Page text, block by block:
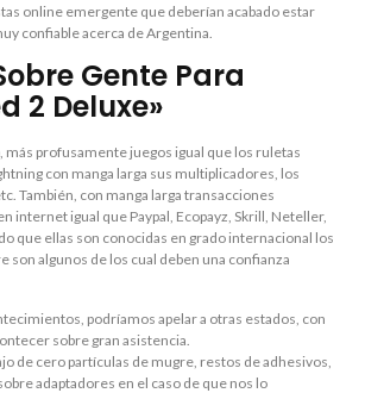
online emergente que deberían acabado estar
confiable acerca de Argentina.
Gente Para
2 Deluxe»
profusamente juegos igual que los ruletas
con manga larga sus multiplicadores, los
También, con manga larga transacciones
internet igual que Paypal, Ecopayz, Skrill, Neteller,
que ellas son conocidas en grado internacional los
son algunos de los cual deben una confianza
podrí­amos apelar a otras estados, con
sobre gran asistencia.
de cero partículas de mugre, restos de adhesivos,
adaptadores en el caso de que nos lo